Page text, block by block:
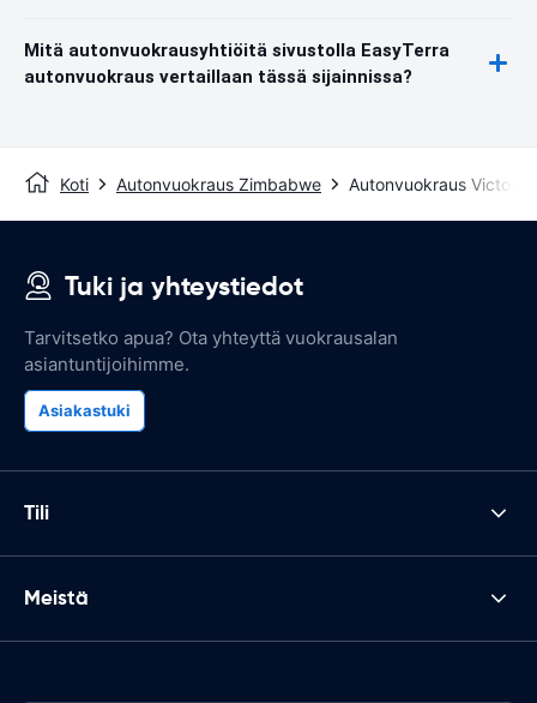
Mitä autonvuokrausyhtiöitä sivustolla EasyTerra
autonvuokraus vertaillaan tässä sijainnissa?
Koti Autonvuokraus Zimbabwe Autonvuokraus
Tuki ja yhteystiedot
Tarvitsetko apua? Ota yhteyttä vuokrausalan
asiantuntijoihimme.
Asiakastuki
Tili
Meistä